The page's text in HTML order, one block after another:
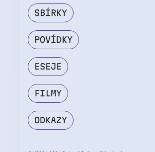
SBÍRKY
POVÍDKY
ESEJE
FILMY
ODKAZY